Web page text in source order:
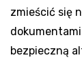
zmieścić się
bezpieczną